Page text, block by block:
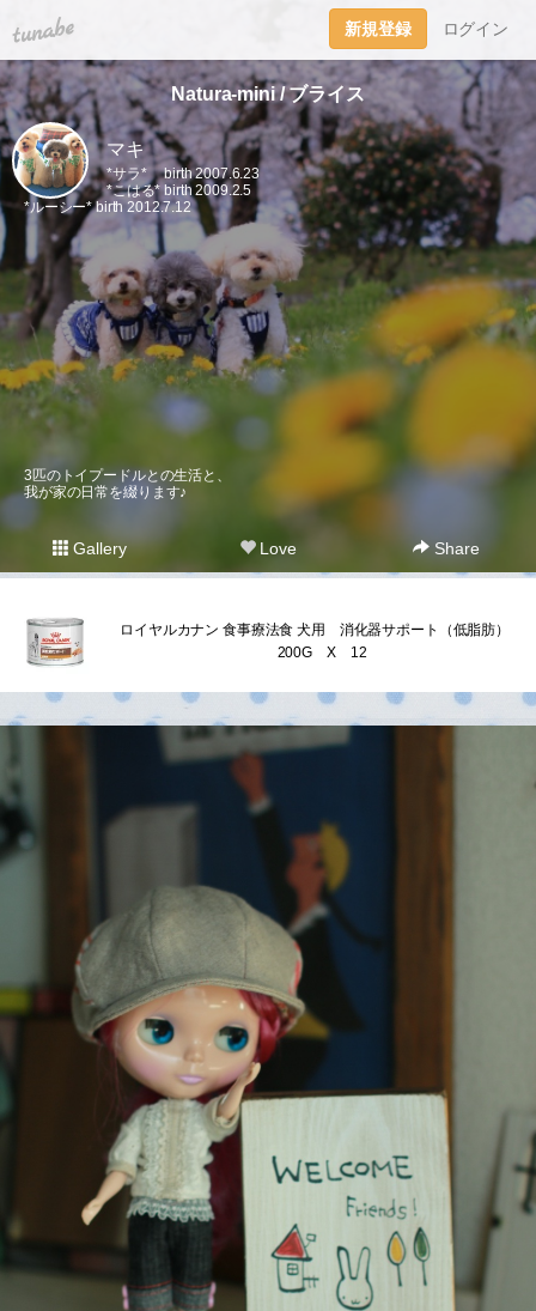
tuna.be 新規登録 ログイン
Natura-mini / ブライス
マキ
*サラ* birth 2007.6.23
*こはる* birth 2009.2.5
*ルーシー* birth 2012.7.12
3匹のトイプードルとの生活と、
我が家の日常を綴ります♪
Gallery Love Share
ロイヤルカナン 食事療法食 犬用 消化器サポート（低脂肪）
200G X 12